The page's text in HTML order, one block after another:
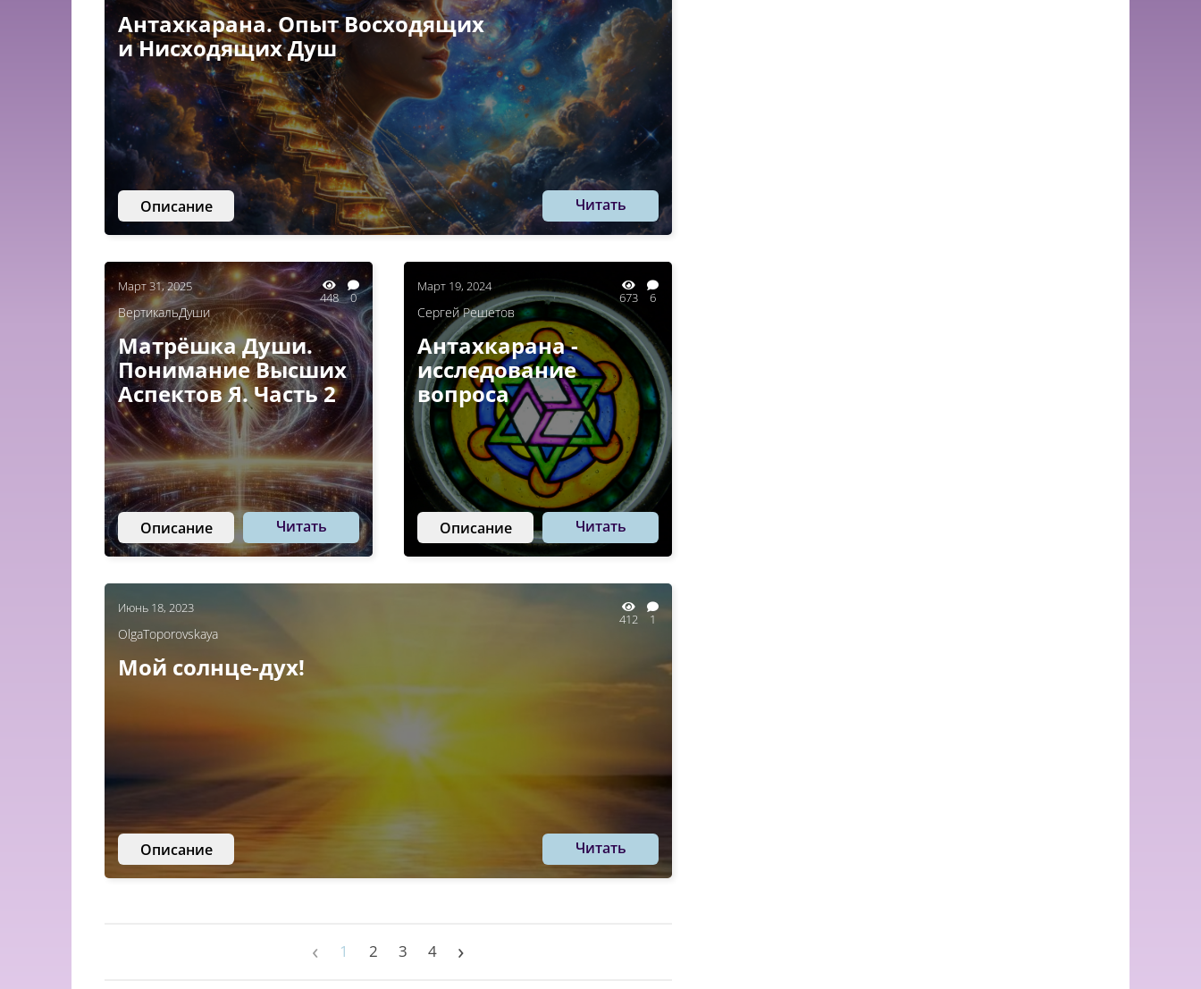
Антахкарана. Опыт Восходящих
и Нисходящих Душ
Описание Читать
Март 31, 2025
448 0
ВертикальДуши
Матрёшка Души.
Понимание Высших
Аспектов Я. Часть 2
Описание Читать
Март 19, 2024
673 6
Сергей Решетов
Антахкарана -
исследование
вопроса
Описание Читать
Июнь 18, 2023
412 1
OlgaToporovskaya
Мой солнце-дух!
Описание Читать
‹ 1 2 3 4 ›